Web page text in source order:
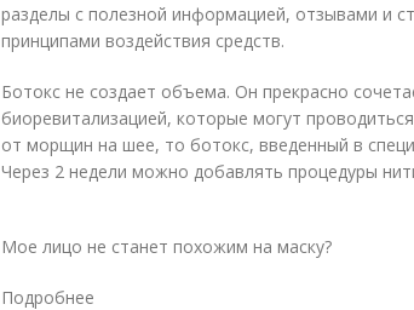
разделы с полезной информацией, отзывами и
принципами воздействия средств.
Ботокс не создает объема. Он прекрасно
биоревитализацией, которые могут
от морщин на шее, то ботокс, введенный в
Через 2 недели можно добавлять процедуры
Мое лицо не станет похожим на маску?
Подробнее